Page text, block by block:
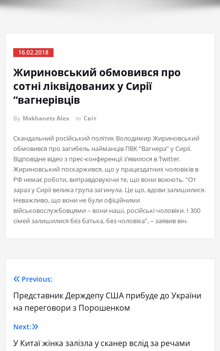
16.02.2018
Жириновський обмовився про
сотні ліквідованих у Сирії
“вагнерівців
By Makhanets Alex in Світ
Скандальний російський політик Володимир Жириновський
обмовився про загибель найманців ПВК “Вагнера” у Сирії.
Відповідне відео з прес-конференції з’явилося в Twitter.
Жириновський поскаржився, що у працездатних чоловіків в
РФ немає роботи, виправдовуючи те, що вони воюють. “От
зараз у Сирії велика група загинула. Це що, вдови залишилися.
Неважливо, що вони не були офіційними
військовослужбовцями – вони наші, російські чоловіки. І 300
сімей залишилися без батька, без чоловіка”, – заявив він.
Previous:
Представник Держдепу США прибуде до України
на переговори з Порошенком
Next:
У Китаї жінка залізла у сканер вслід за речами